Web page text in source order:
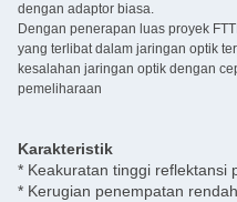
dengan adaptor biasa.
Dengan penerapan luas proyek
yang terlibat dalam jaringan optik
kesalahan jaringan optik dengan
pemeliharaan
Karakteristik
* Keakuratan tinggi reflektansi
* Kerugian penempatan